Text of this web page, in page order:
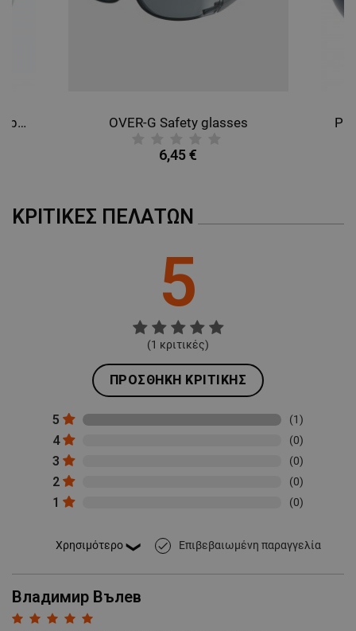
AFFINITY FFP3 PLUS 1131 Respirator OVER-G Safety glasses
6,45 €
ΚΡΙΤΙΚΈΣ ΠΕΛΑΤΏΝ
5
(1 κριτικές)
ΠΡΟΣΘΉΚΗ ΚΡΙΤΙΚΉΣ
5 (1)
4 (0)
3 (0)
2 (0)
1 (0)
done Επιβεβαιωμένη παραγγελία
Владимир Вълев